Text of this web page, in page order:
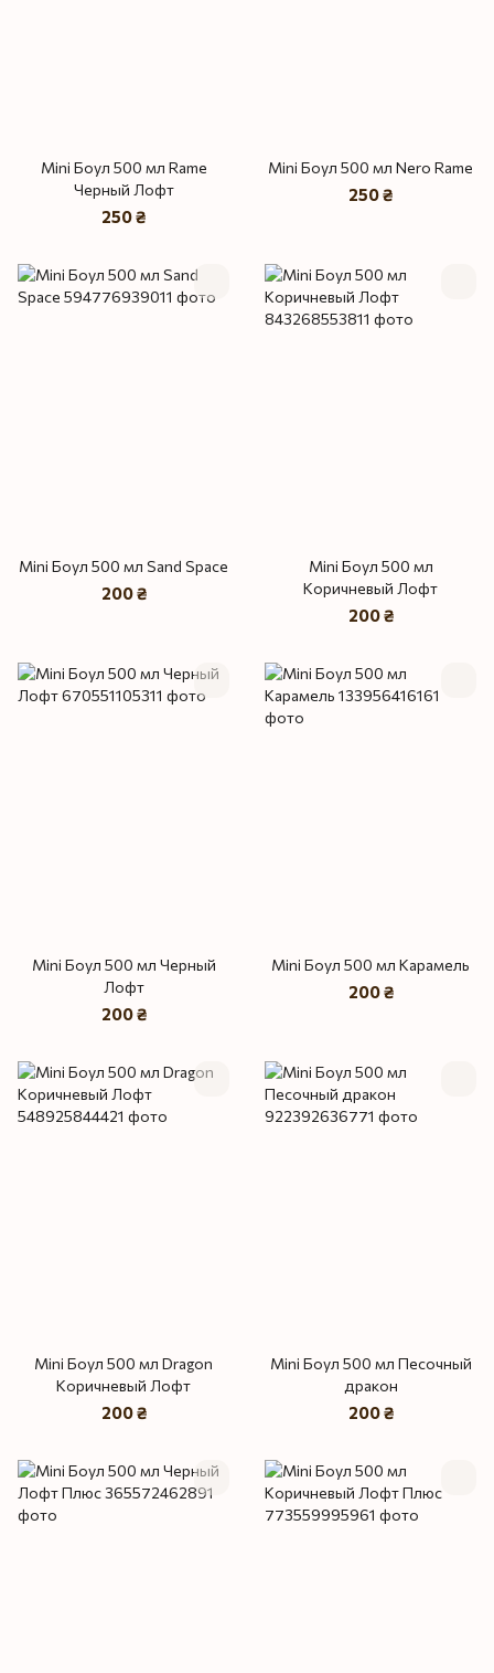
Mini Боул 500 мл Rame
Черный Лофт
250 ₴
Mini Боул 500 мл Nero Rame
250 ₴
Mini Боул 500 мл Sand Space
200 ₴
Mini Боул 500 мл
Коричневый Лофт
200 ₴
Mini Боул 500 мл Черный
Лофт
200 ₴
Mini Боул 500 мл Карамель
200 ₴
Mini Боул 500 мл Dragon
Коричневый Лофт
200 ₴
Mini Боул 500 мл Песочный
дракон
200 ₴